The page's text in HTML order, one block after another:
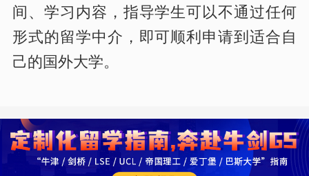
间、学习内容，指导学生可以不通过任何
形式的留学中介，即可顺利申请到适合自
己的国外大学。